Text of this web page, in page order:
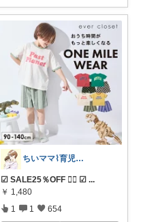
ちいママ⌇育児グッズ𖤣𖥧𖥣𖡡
☑︎ SALE25％OFF ❤️‍🔥 ☑︎ ...
￥ 1,480
1 1 654